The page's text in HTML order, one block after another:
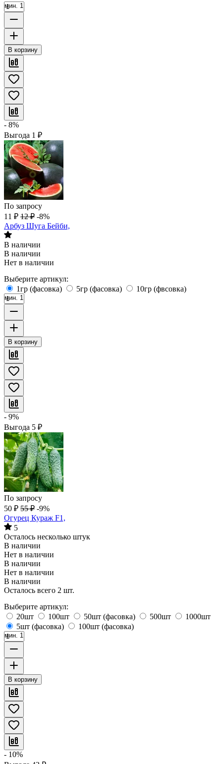
мин. 1
В корзину
- 8%
Выгода 1 ₽
По запросу
11 ₽ 12 ₽ -8%
Арбуз Шуга Бейби,
В наличии
В наличии
Нет в наличии
Выберите артикул:
1гр (фасовка)
5гр (фасовка) 10гр (фвсовка)
мин. 1
В корзину
- 9%
Выгода 5 ₽
По запросу
50 ₽ 55 ₽ -9%
Огурец Кураж F1,
5
Осталось несколько штук
В наличии
Нет в наличии
В наличии
Нет в наличии
В наличии
Осталось всего 2 шт.
Выберите артикул:
20шт
100шт 50шт (фасовка) 500шт
1000шт
5шт (фасовка)
100шт (фасовка)
мин. 1
В корзину
- 10%